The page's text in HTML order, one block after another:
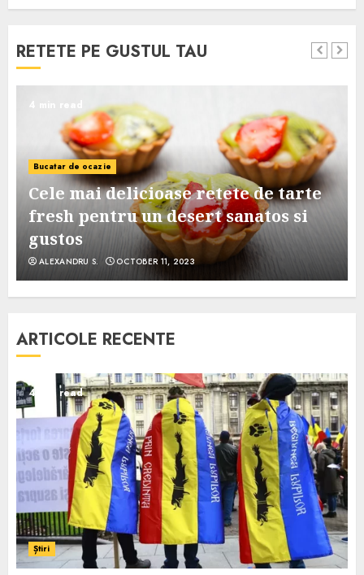
RETETE PE GUSTUL TAU
4 min read
Bucatar de ocazie
Cele mai delicioase retete de tarte
fresh pentru un desert sanatos si
gustos
ALEXANDRU S. OCTOBER 11, 2023
ARTICOLE RECENTE
4 min read
Știri